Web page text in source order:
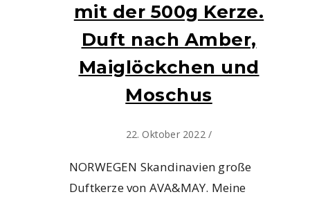
mit der 500g Kerze.
Duft nach Amber,
Maiglöckchen und
Moschus
22. Oktober 2022 /
NORWEGEN Skandinavien große
Duftkerze von AVA&MAY. Meine